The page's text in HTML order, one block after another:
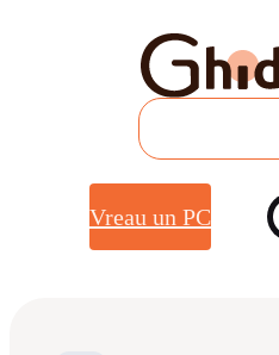
Vreau un PC